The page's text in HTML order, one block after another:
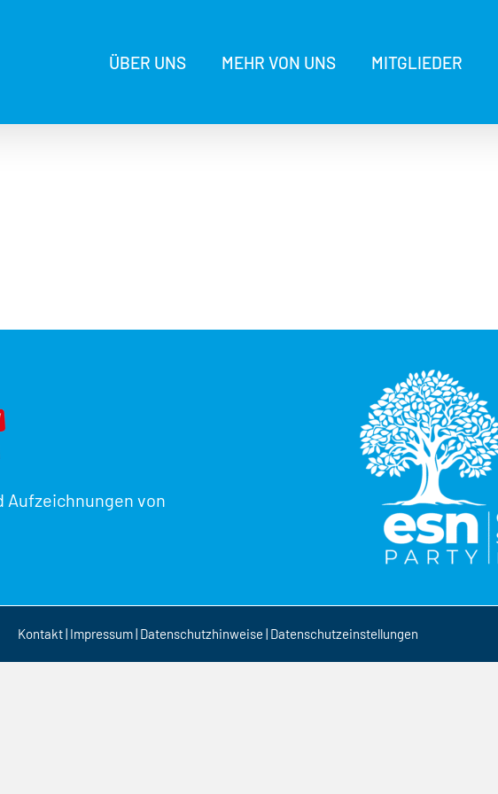
ÜBER UNS MEHR VON UNS MITGLIEDER
Aufzeichnungen von
Kontakt| Impressum| Datenschutzhinweise | Datenschutzeinstellungen